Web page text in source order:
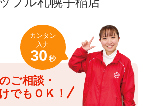
ご相談・
でもＯＫ！
カンタン
入力
30 秒